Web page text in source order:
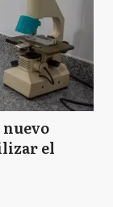
el